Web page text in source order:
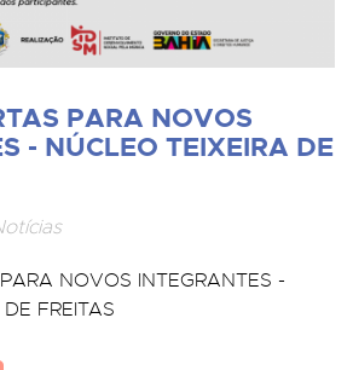
PARA NOVOS
- NÚCLEO TEIXEIRA DE
NOVOS INTEGRANTES -
FREITAS